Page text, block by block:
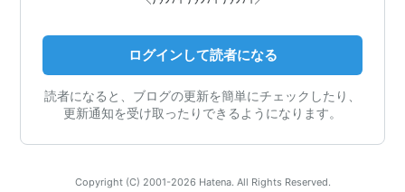
ログインして読者になる
読者になると、ブログの更新を簡単にチェックしたり、
更新通知を受け取ったりできるようになります。
Copyright (C) 2001-2026 Hatena. All Rights Reserved.